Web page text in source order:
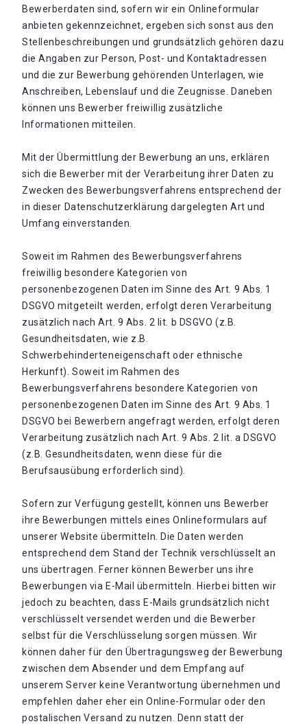
Bewerberdaten sind, sofern wir ein Onlineformular
anbieten gekennzeichnet, ergeben sich sonst aus den
Stellenbeschreibungen und grundsätzlich gehören dazu
die Angaben zur Person, Post- und Kontaktadressen
und die zur Bewerbung gehörenden Unterlagen, wie
Anschreiben, Lebenslauf und die Zeugnisse. Daneben
können uns Bewerber freiwillig zusätzliche
Informationen mitteilen.
Mit der Übermittlung der Bewerbung an uns, erklären
sich die Bewerber mit der Verarbeitung ihrer Daten zu
Zwecken des Bewerbungsverfahrens entsprechend der
in dieser Datenschutzerklärung dargelegten Art und
Umfang einverstanden.
Soweit im Rahmen des Bewerbungsverfahrens
freiwillig besondere Kategorien von
personenbezogenen Daten im Sinne des Art. 9 Abs. 1
DSGVO mitgeteilt werden, erfolgt deren Verarbeitung
zusätzlich nach Art. 9 Abs. 2 lit. b DSGVO (z.B.
Gesundheitsdaten, wie z.B.
Schwerbehinderteneigenschaft oder ethnische
Herkunft). Soweit im Rahmen des
Bewerbungsverfahrens besondere Kategorien von
personenbezogenen Daten im Sinne des Art. 9 Abs. 1
DSGVO bei Bewerbern angefragt werden, erfolgt deren
Verarbeitung zusätzlich nach Art. 9 Abs. 2 lit. a DSGVO
(z.B. Gesundheitsdaten, wenn diese für die
Berufsausübung erforderlich sind).
Sofern zur Verfügung gestellt, können uns Bewerber
ihre Bewerbungen mittels eines Onlineformulars auf
unserer Website übermitteln. Die Daten werden
entsprechend dem Stand der Technik verschlüsselt an
uns übertragen. Ferner können Bewerber uns ihre
Bewerbungen via E-Mail übermitteln. Hierbei bitten wir
jedoch zu beachten, dass E-Mails grundsätzlich nicht
verschlüsselt versendet werden und die Bewerber
selbst für die Verschlüsselung sorgen müssen. Wir
können daher für den Übertragungsweg der Bewerbung
zwischen dem Absender und dem Empfang auf
unserem Server keine Verantwortung übernehmen und
empfehlen daher eher ein Online-Formular oder den
postalischen Versand zu nutzen. Denn statt der